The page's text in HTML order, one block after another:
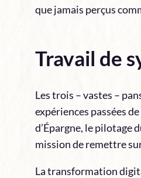
que jamais perçus
Travail de
Les trois – vastes –
expériences passées
d’Épargne, le pilotage
mission de remettre
La transformation